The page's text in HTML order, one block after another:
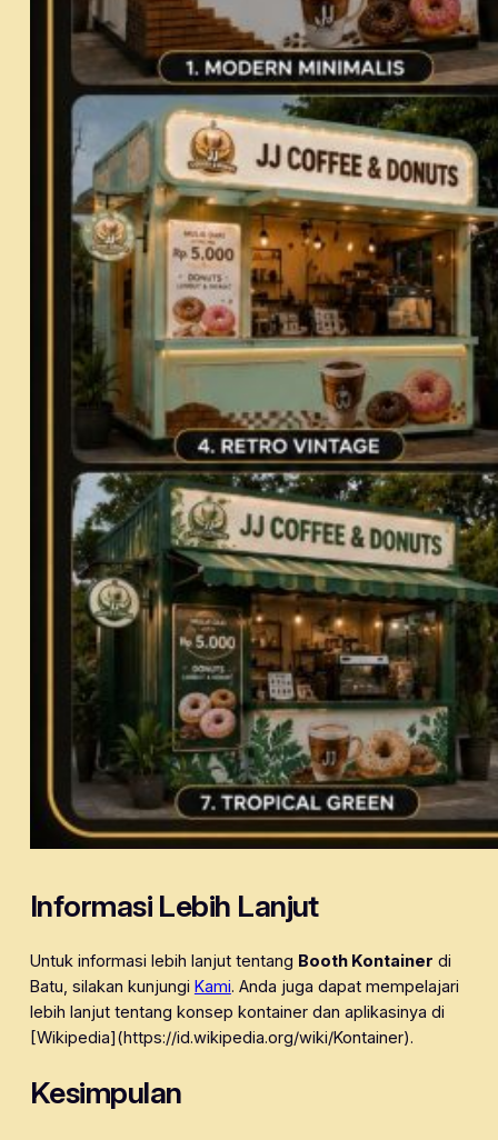
Informasi Lebih Lanjut
Untuk informasi lebih lanjut tentang Booth Kontainer di
Batu, silakan kunjungi Kami. Anda juga dapat mempelajari
lebih lanjut tentang konsep kontainer dan aplikasinya di
[Wikipedia](https://id.wikipedia.org/wiki/Kontainer).
Kesimpulan